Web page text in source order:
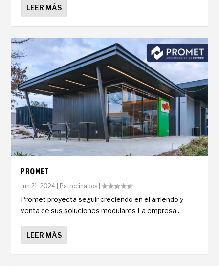
LEER MÁS
PROMET
Jun 21, 2024 Patrocinados |
Promet proyecta seguir creciendo en el arriendo y
venta de sus soluciones modulares La empresa...
LEER MÁS